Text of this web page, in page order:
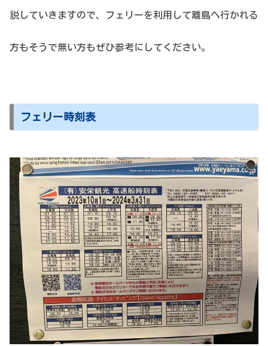
説していきますので、フェリーを利用して離島へ行かれる
方もそうで無い方もぜひ参考にしてください。
フェリー時刻表